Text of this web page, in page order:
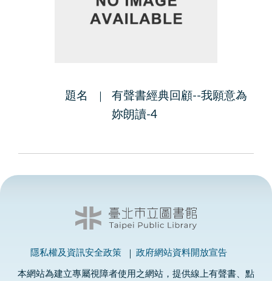
題名
有聲書經典回顧--我願意為
妳朗讀-4
隱私權及資訊安全政策 政府網站資料開放宣告
本網站為建立專屬視障者使用之網站，提供線上有聲書、點